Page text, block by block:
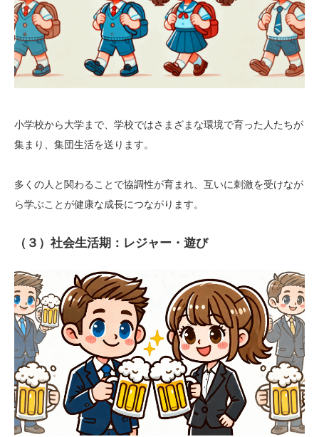
小学校から大学まで、学校ではさまざまな環境で育った人たちが
集まり、集団生活を送ります。
多くの人と関わることで協調性が育まれ、互いに刺激を受けなが
ら学ぶことが健康な成長につながります。
（３）社会生活期：レジャー・遊び